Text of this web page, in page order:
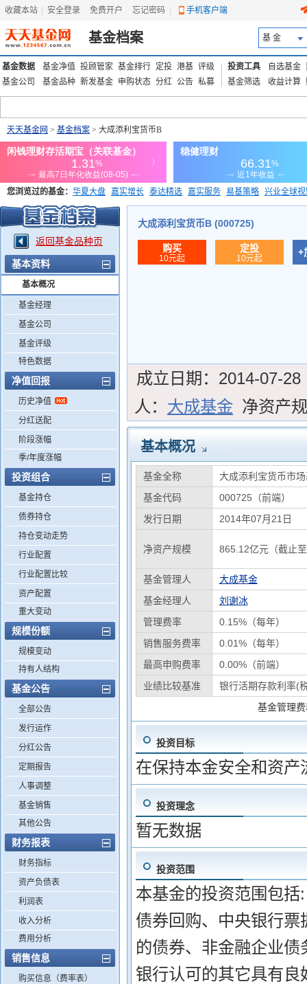
收藏本站 安全登录 免费开户 忘记密码 手机客户端
基金档案 基 金
基金数据 基金净值 投顾管家 基金排行 定投 港基 评级
基金公司
基金品种 新发基金 申购状态 分红 公告 私募
投资工具 自选基金
基金筛选
收益计算
天天基金网 > 基金档案 > 大成添利宝货币B
您浏览过的基金： 华夏大盘 嘉实增长 泰达精选 嘉实服务 易基策略 兴业全球
添富优势 华安宏利 上证180价值ETF
返回基金品种页
基本资料
基本概况
基金经理
基金公司
基金评级
特色数据
净值回报
历史净值
分红送配
阶段涨幅
季/年度涨幅
投资组合
基金持仓
债券持仓
持仓变动走势
行业配置
行业配置比较
资产配置
重大变动
规模份额
规模变动
持有人结构
基金公告
全部公告
发行运作
分红公告
定期报告
人事调整
基金销售
其他公告
财务报表
财务指标
资产负债表
利润表
收入分析
费用分析
销售信息
购买信息（费率表）
大成添利宝货币B (000725)
购买
10元起
定投
10元起
+
成立日期： 2014-07-28
人： 大成基金 净资产
基本概况
基金全称
大成添利宝货币市
基金代码
000725（前端）
发行日期
2014年07月21日
净资产规模 865.12亿元（截止
基金管理人
大成基金
基金经理人
刘谢冰
管理费率
0.15%（每年）
销售服务费率
0.01%（每年）
最高申购费率
0.00%（前端）
业绩比较基准
银行活期存款利率(
基金管理
投资目标
在保持本金安全和资
投资理念
暂无数据
投资范围
本基金的投资范围包
债券回购、中央银行
的债券、非金融企业
银行认可的其它具有